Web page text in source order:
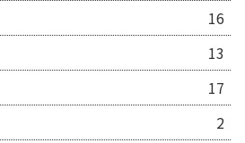
16
13
17
2